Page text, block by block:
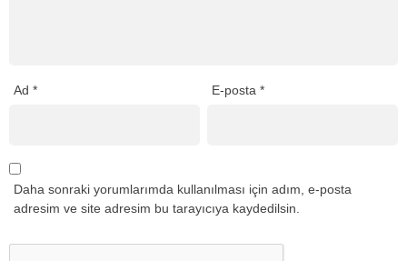
Ad * E-posta*
Daha sonraki yorumlarımda kullanılması için adım, e-posta
adresim ve site adresim bu tarayıcıya kaydedilsin.